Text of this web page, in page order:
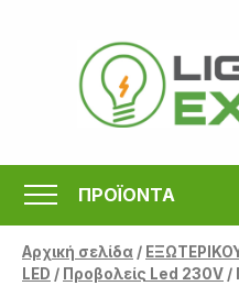
περιεχόμενο
ΠΡΟΪΟΝΤΑ
Αρχική σελίδα/
LED / Προβολείς Led 230V/